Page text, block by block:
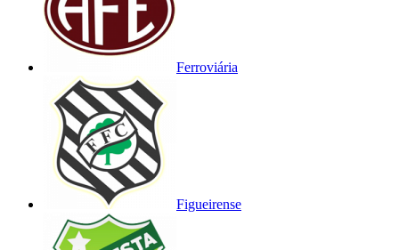
Ferroviária
Figueirense